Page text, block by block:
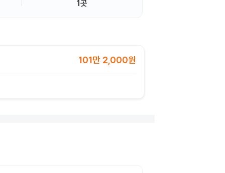
1곳
101만 2,000원